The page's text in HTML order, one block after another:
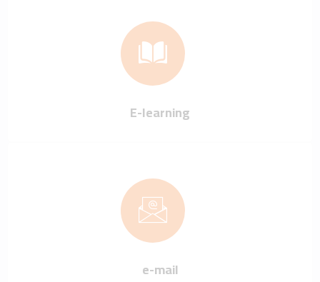
E-learning
e-mail